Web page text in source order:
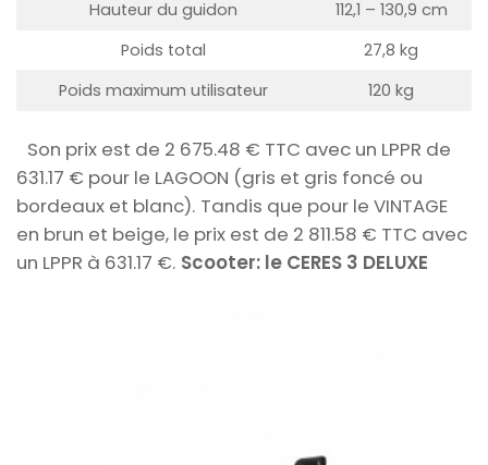
Hauteur du guidon
112,1 – 130,9 cm
Poids total
27,8 kg
Poids maximum utilisateur
120 kg
Son prix est de 2 675.48 € TTC avec un LPPR de
631.17 € pour le LAGOON (gris et gris foncé ou
bordeaux et blanc). Tandis que pour le VINTAGE
en brun et beige, le prix est de 2 811.58 € TTC avec
un LPPR à 631.17 €. Scooter: le CERES 3 DELUXE